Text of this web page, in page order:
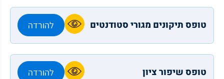
טופס תיקונים מגורי סטודנטים להורדה
טופס שיפור ציון להורדה